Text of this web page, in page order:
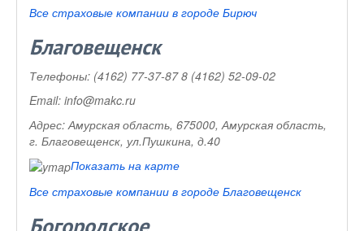
Все страховые компании в городе Бирюч
Благовещенск
Телефоны: (4162) 77-37-87 8 (4162) 52-09-02
Email: info@makc.ru
Адрес: Амурская область, 675000, Амурская область,
г. Благовещенск, ул.Пушкина, д.40
Показать на карте
Все страховые компании в городе Благовещенск